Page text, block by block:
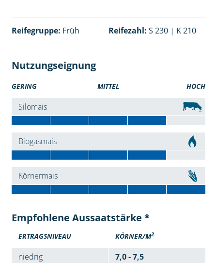
Reifegruppe: Früh Reifezahl: S 230 | K 210
Nutzungseignung
GERING MITTEL HOCH
Silomais
Biogasmais
Körnermais
Empfohlene Aussaatstärke *
ERTRAGSNIVEAU KÖRNER/M2
niedrig
7,0 - 7,5